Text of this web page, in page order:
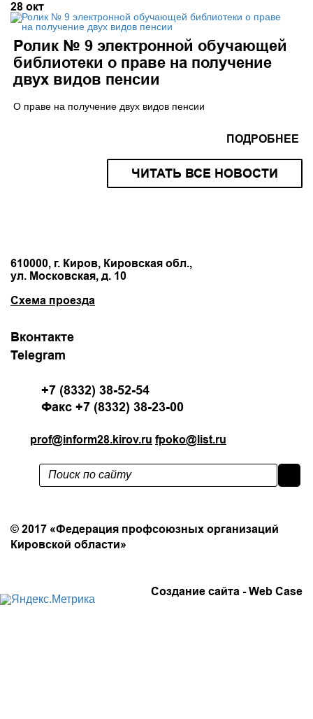
28 окт
Ролик № 9 электронной обучающей
библиотеки о праве на получение
двух видов пенсии
О праве на получение двух видов пенсии
ПОДРОБНЕЕ
ЧИТАТЬ ВСЕ НОВОСТИ
610000, г. Киров, Кировская обл.,
ул. Московская, д. 10
Схема проезда
Вконтакте
Telegram
+7 (8332) 38-52-54
Факс +7 (8332) 38-23-00
prof@inform28.kirov.ru fpoko@list.ru
© 2017 «Федерация профсоюзных организаций
Кировской области»
Создание сайта -Web Case